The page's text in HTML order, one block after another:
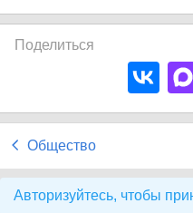
Поделиться
Общество
Авторизуйтесь, чтобы